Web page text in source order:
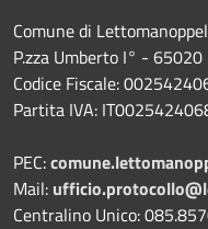
Comune di
P.zza Umberto I° -
Codice Fiscale:
Partita IVA:
PEC:
Mail:
Centralino Unico: